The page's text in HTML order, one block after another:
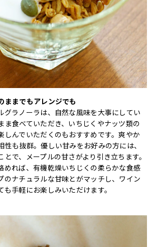
ままでもアレンジでも
グラノーラは、自然な風味を大事にしてい
ま食べていただき、いちじくやナッツ類の
しんでいただくのもおすすめです。爽やか
性も抜群。優しい甘みをお好みの方には、
とで、メープルの甘さがより引き立ちます。
めれば、有機乾燥いちじくの柔らかな食感
のナチュラルな甘味とがマッチし、ワイン
も手軽にお楽しみいただけます。